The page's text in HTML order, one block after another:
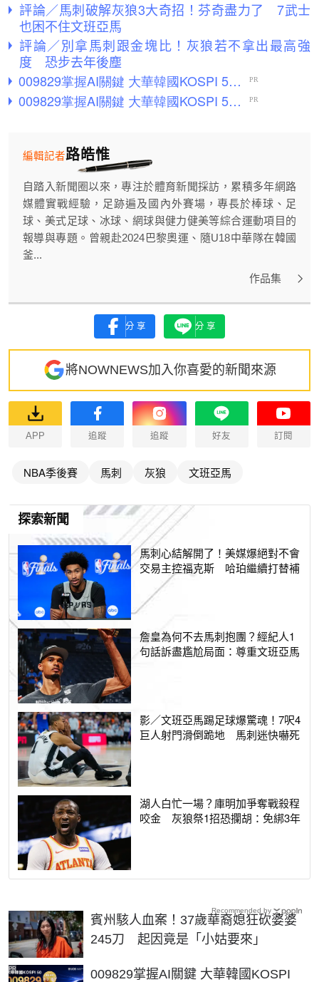
評論／馬刺破解灰狼3大奇招！芬奇盡力了 7武士
也困不住文班亞馬
評論／別拿馬刺跟金塊比！灰狼若不拿出最高強
度 恐步去年後塵
路皓惟
編輯記者
自踏入新聞圈以來，專注於體育新聞採訪，累積多年網路
媒體實戰經驗，足跡遍及國內外賽場，專長於棒球、足
球、美式足球、冰球、網球與健力健美等綜合運動項目的
報導與專題。曾親赴2024巴黎奧運、隨U18中華隊在韓國
釜...
作品集
分享 分享
將NOWNEWS加入你喜愛的新聞來源
APP 追蹤 追蹤 好友 訂閱
NBA季後賽 馬刺 灰狼 文班亞馬
探索新聞
馬刺心結解開了！美媒爆絕對不會
交易主控福克斯 哈珀繼續打替補
詹皇為何不去馬刺抱團？經紀人1
句話訴盡尷尬局面：尊重文班亞馬
影／文班亞馬踢足球爆驚魂！7呎4
巨人射門滑倒跪地 馬刺迷快嚇死
湖人白忙一場？庫明加爭奪戰殺程
咬金 灰狼祭1招恐攔胡：免綁3年
賓州駭人血案！37歲華裔媳狂砍婆婆
245刀 起因竟是「小姑要來」
009829掌握AI關鍵 大華韓國KOSPI
PR
Recommended by